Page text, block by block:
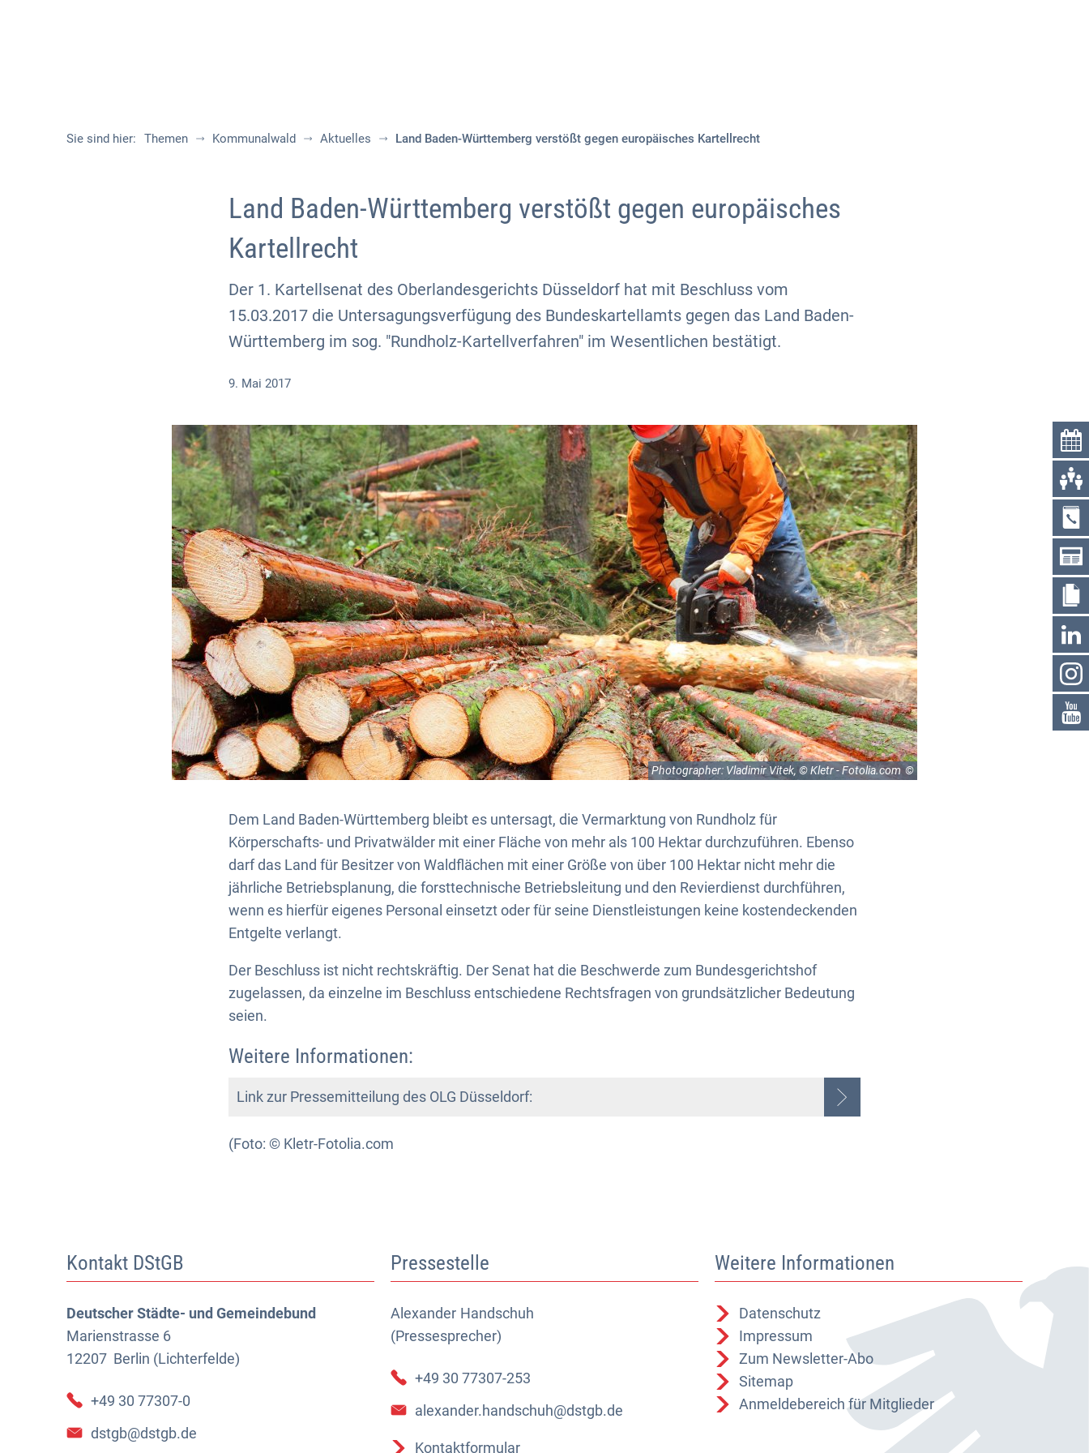
Sie sind hier: Themen Kommunalwald Aktuelles Land Baden-Württemberg verstößt gegen europäisches Kartellrecht
Land Baden-Württemberg verstößt gegen europäisches
Kartellrecht
Der 1. Kartellsenat des Oberlandesgerichts Düsseldorf hat mit Beschluss vom
15.03.2017 die Untersagungsverfügung des Bundeskartellamts gegen das Land Baden-
Württemberg im sog. "Rundholz-Kartellverfahren" im Wesentlichen bestätigt.
9. Mai 2017
Photographer: Vladimir Vitek, © Kletr - Fotolia.com
Dem Land Baden-Württemberg bleibt es untersagt, die Vermarktung von Rundholz für
Körperschafts- und Privatwälder mit einer Fläche von mehr als 100 Hektar durchzuführen. Ebenso
darf das Land für Besitzer von Waldflächen mit einer Größe von über 100 Hektar nicht mehr die
jährliche Betriebsplanung, die forsttechnische Betriebsleitung und den Revierdienst durchführen,
wenn es hierfür eigenes Personal einsetzt oder für seine Dienstleistungen keine kostendeckenden
Entgelte verlangt.
Der Beschluss ist nicht rechtskräftig. Der Senat hat die Beschwerde zum Bundesgerichtshof
zugelassen, da einzelne im Beschluss entschiedene Rechtsfragen von grundsätzlicher Bedeutung
seien.
Weitere Informationen:
Link zur Pressemitteilung des OLG Düsseldorf:
(Foto: © Kletr-Fotolia.com
Kontakt DStGB
Deutscher Städte- und Gemeindebund
Marienstrasse 6
12207 Berlin (Lichterfelde)
+49 30 77307-0
dstgb@dstgb.de
Pressestelle
Alexander Handschuh
(Pressesprecher)
Alexander Handschuh (Pressesprecher)
+49 30 77307-253
alexander.handschuh@dstgb.de
Kontaktformular
Weitere Informationen
Datenschutz
Impressum
Zum Newsletter-Abo
Sitemap
Anmeldebereich für Mitglieder